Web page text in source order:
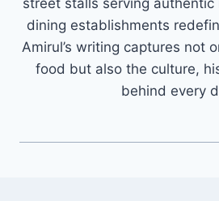
street stalls serving
dining establishments
Amirul’s writing captures not
food but also the culture,
behind every